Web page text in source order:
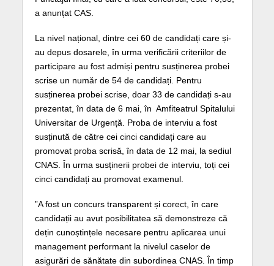
a anunțat CAS.
La nivel național, dintre cei 60 de candidați care și-
au depus dosarele, în urma verificării criteriilor de
participare au fost admiși pentru susținerea probei
scrise un număr de 54 de candidați. Pentru
susținerea probei scrise, doar 33 de candidați s-au
prezentat, în data de 6 mai, în Amfiteatrul Spitalului
Universitar de Urgență. Proba de interviu a fost
susținută de către cei cinci candidați care au
promovat proba scrisă, în data de 12 mai, la sediul
CNAS. În urma susținerii probei de interviu, toți cei
cinci candidați au promovat examenul.
”A fost un concurs transparent și corect, în care
candidații au avut posibilitatea să demonstreze că
dețin cunoștințele necesare pentru aplicarea unui
management performant la nivelul caselor de
asigurări de sănătate din subordinea CNAS. În timp